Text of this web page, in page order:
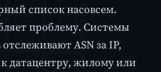
список насовсем.
проблему. Системы
ASN за IP,
датацентру, жилому или